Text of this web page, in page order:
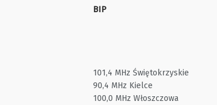
BIP
101,4 MHz Świętokrzyskie
90,4 MHz Kielce
100,0 MHz Włoszczowa